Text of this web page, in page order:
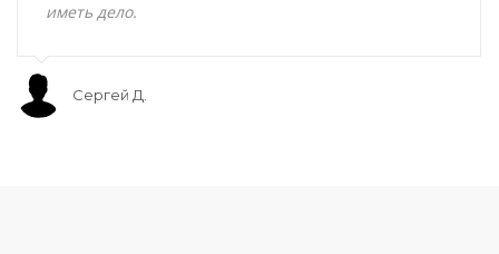
иметь дело.
Сергей Д.